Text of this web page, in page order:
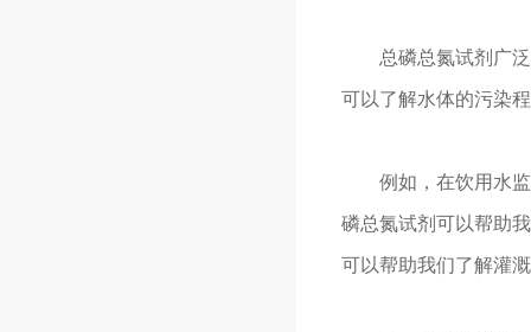
总磷总氮试剂广泛
可以了解水体的污染
例如，在饮用水监
磷总氮试剂可以帮助
可以帮助我们了解灌